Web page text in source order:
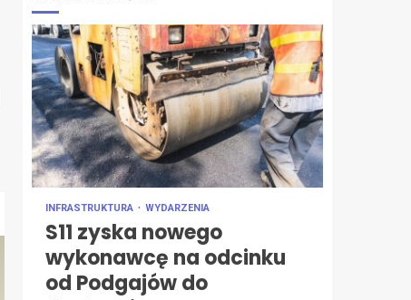
INFRASTRUKTURA WYDARZENIA
S11 zyska nowego
wykonawcę na odcinku
od Podgajów do